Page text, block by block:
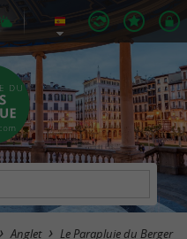
Anglet Le Parapluie du Berger